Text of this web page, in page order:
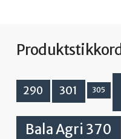
Produktstikkord
290 301 305
Bala Agri 370